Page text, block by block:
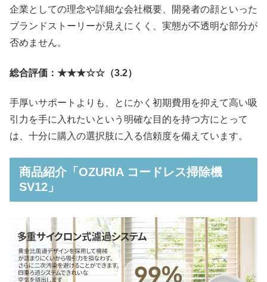
企業としての理念や詳細な会社概要、開発者の顔といった
ブランドストーリーが見えにくく、実態が不透明な部分が
否めません。
総合評価：★★★☆☆（3.2）
手厚いサポートよりも、とにかく初期費用を抑えて高い吸
引力を手に入れたいという明確な目的を持つ方にとって
は、十分に購入の選択肢に入る信頼度を備えています。
商品紹介「OZURIA コードレス掃除機
SV12」